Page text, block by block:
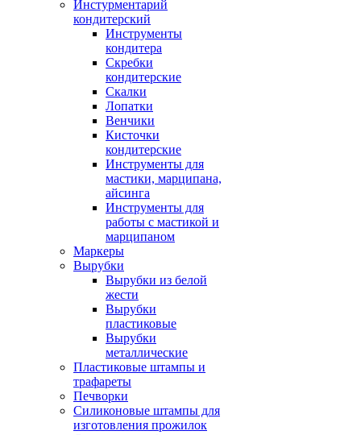
Инстурментарий
кондитерский
Инструменты
кондитера
Скребки
кондитерские
Скалки
Лопатки
Венчики
Кисточки
кондитерские
Инструменты для
мастики, марципана,
айсинга
Инструменты для
работы с мастикой и
марципаном
Маркеры
Вырубки
Вырубки из белой
жести
Вырубки
пластиковые
Вырубки
металлические
Пластиковые штампы и
трафареты
Печворки
Силиконовые штампы для
изготовления прожилок